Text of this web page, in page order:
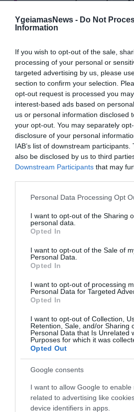
YgeiamasNews - Do Not
Information
If you wish to opt-out of the sale,
processing of your personal or
targeted advertising by us, please
section to confirm your selection.
opt-out request is processed you
interest-based ads based on
us or personal information disclosed
your opt-out. You may separately
disclosure of your personal
IAB’s list of downstream
also be disclosed by us to third
Downstream Participants that may
Please note that this website/app
not limited to your visit or usage
grant or deny consent to Google and
use your data for below specified
consent section.
Personal Data Processing Opt
I want to opt-out of the Sharing
personal data.
Opted In
I want to opt-out of the Sale of
Personal Data.
Opted In
I want to opt-out of processing
Personal Data for Targeted
Opted In
I want to opt-out of Collection,
Retention, Sale, and/or Sharing
Personal Data that Is Unrelated
Purposes for which it was
Opted Out
Google consents
I want to allow Google to enable
related to advertising like
device identifiers in apps.
προστατεύει από το
ΥΓΕΙΑ
2 Το τρόφιμο που
τα οστά σε κάθε
γάλα!
ΦΑΡΜΑΚΑ
Ανατροπή δεδομένων
mRNA: Οι
πλέον στις ΗΠΑ από